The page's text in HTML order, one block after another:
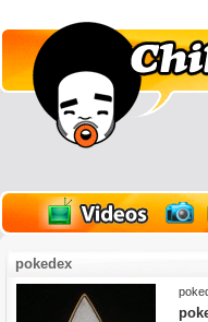
pokedex